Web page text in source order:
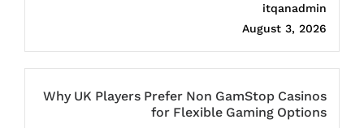
itqanadmin
August 3, 2026
Why UK Players Prefer Non GamStop Casinos
for Flexible Gaming Options